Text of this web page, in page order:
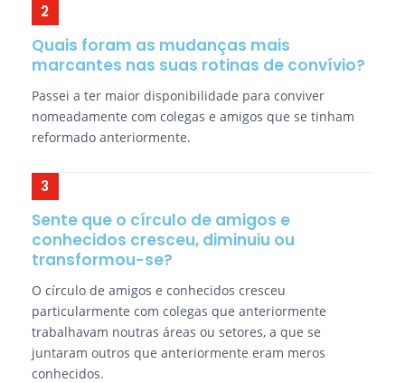
Quais foram as mudanças mais
marcantes nas suas rotinas de convívio?
Passei a ter maior disponibilidade para conviver
nomeadamente com colegas e amigos que se tinham
reformado anteriormente.
Sente que o círculo de amigos e
conhecidos cresceu, diminuiu ou
transformou-se?
O círculo de amigos e conhecidos cresceu
particularmente com colegas que anteriormente
trabalhavam noutras áreas ou setores, a que se
juntaram outros que anteriormente eram meros
conhecidos.